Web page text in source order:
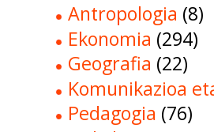
Antropologia (8)
Ekonomia (294)
Geografia (22)
Komunikazioa
Pedagogia (76)